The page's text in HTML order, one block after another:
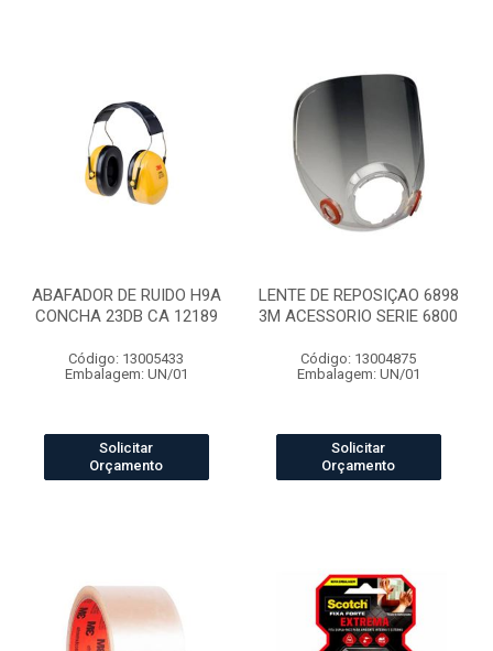
ABAFADOR DE RUIDO H9A
CONCHA 23DB CA 12189
Código: 13005433
Embalagem: UN/01
Solicitar
Orçamento
LENTE DE REPOSIÇAO 6898
3M ACESSORIO SERIE 6800
Código: 13004875
Embalagem: UN/01
Solicitar
Orçamento